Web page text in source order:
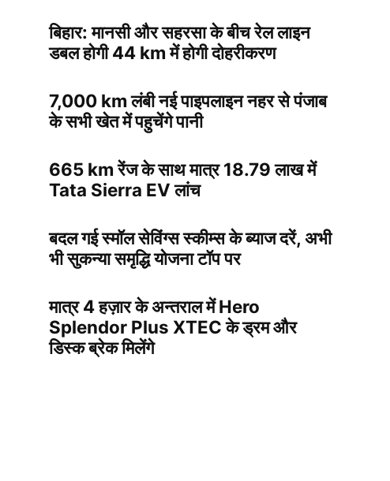
बिहार: मानसी और सहरसा के बीच रेल लाइन
डबल होगी 44 km में होगी दोहरीकरण
7,000 km लंबी नई पाइपलाइन नहर से पंजाब
के सभी खेत में पहुचेंगे पानी
665 km रेंज के साथ मात्र 18.79 लाख में
Tata Sierra EV लांच
बदल गई स्मॉल सेविंग्स स्कीम्स के ब्याज दरें, अभी
भी सुकन्या समृद्धि योजना टॉप पर
मात्र 4 हज़ार के अन्तराल में Hero
Splendor Plus XTEC के ड्रम और
डिस्क ब्रेक मिलेंगे